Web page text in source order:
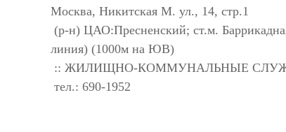
Москва, Никитская М. ул., 14, стр.1
(р-н) ЦАО:Пресненский; ст.м.
линия) (1000м на ЮВ)
:: ЖИЛИЩНО-КОММУНАЛЬНЫЕ
тел.: 690-1952